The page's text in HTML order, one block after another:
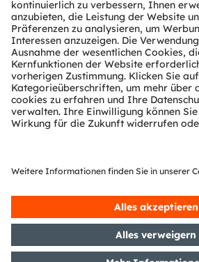
Whistleblowing
© 2026 ams-OSRAM AG. All rights
Datenschutzerklärung
ImpressumCookie PolicyAI Policy